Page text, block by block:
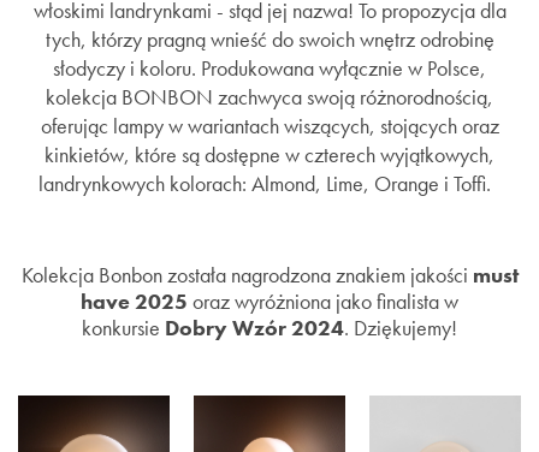
włoskimi landrynkami - stąd jej nazwa! To propozycja dla
tych, którzy pragną wnieść do swoich wnętrz odrobinę
słodyczy i koloru. Produkowana wyłącznie w Polsce,
kolekcja BONBON zachwyca swoją różnorodnością,
oferując lampy w wariantach wiszących, stojących oraz
kinkietów, które są dostępne w czterech wyjątkowych,
landrynkowych kolorach: Almond, Lime, Orange i Toffi.
Kolekcja Bonbon została nagrodzona znakiem jakości must
have 2025 oraz wyróżniona jako finalista w
konkursie Dobry Wzór 2024. Dziękujemy!